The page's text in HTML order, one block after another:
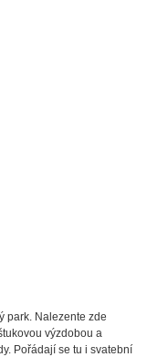
park. Nalezente zde
výzdobou a
Pořádají se tu i svatební